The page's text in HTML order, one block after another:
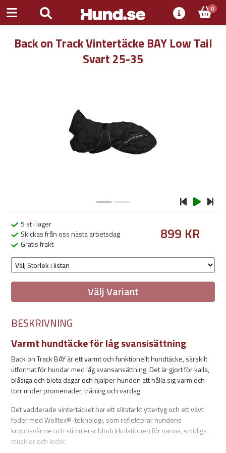
0
Back on Track Vintertäcke BAY Low Tail
Svart 25-35
5 st i lager
Skickas från oss nästa arbetsdag
Gratis frakt
899 KR
Välj Variant
BESKRIVNING
Varmt hundtäcke för låg svansisättning
Back on Track BAY är ett varmt och funktionellt hundtäcke, särskilt
utformat för hundar med låg svansansättning. Det är gjort för kalla,
blåsiga och blöta dagar och hjälper hunden att hålla sig varm och
torr under promenader, träning och vardag.
Det vadderade vintertäcket har ett slitstarkt yttertyg och ett vävt
foder med Welltex®-teknologi, som reflekterar hundens
kroppsvärme och stimulerar blodcirkulationen för varma, smidiga
muskler och leder.